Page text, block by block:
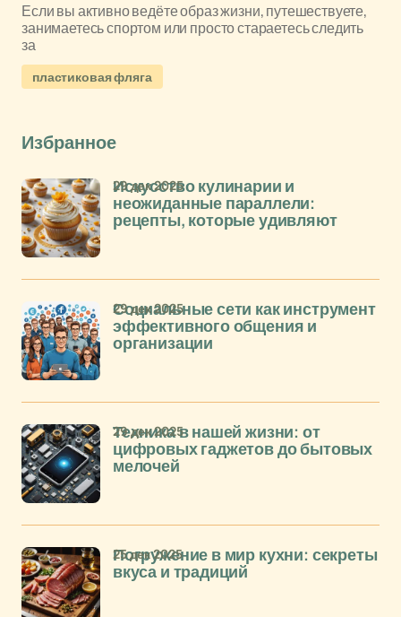
Если вы активно ведёте образ жизни, путешествуете,
занимаетесь спортом или просто стараетесь следить
за
пластиковая фляга
Избранное
Искусство кулинарии и
неожиданные параллели:
рецепты, которые удивляют
29 дек 2025
Социальные сети как инструмент
эффективного общения и
организации
29 дек 2025
Техника в нашей жизни: от
цифровых гаджетов до бытовых
мелочей
29 дек 2025
Погружение в мир кухни: секреты
вкуса и традиций
25 дек 2025